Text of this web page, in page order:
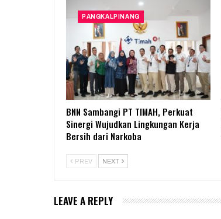
PANGKALPINANG
BNN Sambangi PT TIMAH, Perkuat
Sinergi Wujudkan Lingkungan Kerja
Bersih dari Narkoba
PREV NEXT
LEAVE A REPLY